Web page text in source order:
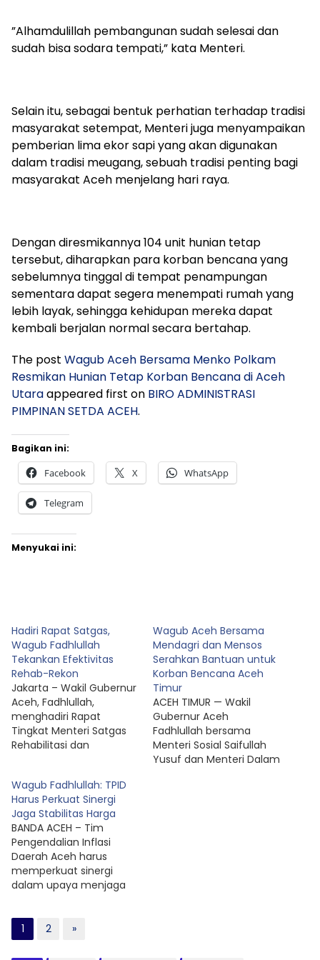
‎”Alhamdulillah pembangunan sudah selesai dan
sudah bisa sodara tempati,” kata Menteri.
‎Selain itu, sebagai bentuk perhatian terhadap tradisi
masyarakat setempat, Menteri juga menyampaikan
pemberian lima ekor sapi yang akan digunakan
dalam tradisi meugang, sebuah tradisi penting bagi
masyarakat Aceh menjelang hari raya.
‎Dengan diresmikannya 104 unit hunian tetap
tersebut, diharapkan para korban bencana yang
sebelumnya tinggal di tempat penampungan
sementara dapat segera menempati rumah yang
lebih layak, sehingga kehidupan mereka dapat
kembali berjalan normal secara bertahap.
The post Wagub Aceh Bersama Menko Polkam
Resmikan Hunian Tetap Korban Bencana di Aceh
Utaraappeared first on BIRO ADMINISTRASI
PIMPINAN SETDA ACEH.
Bagikan ini:
Facebook X WhatsApp
Telegram
Menyukai ini:
Hadiri Rapat Satgas,
Wagub Fadhlullah
Tekankan Efektivitas
Rehab-Rekon
Jakarta – Wakil Gubernur
Aceh, Fadhlullah,
menghadiri Rapat
Tingkat Menteri Satgas
Rehabilitasi dan
Aceh, Sumatera Utara,
dan Sumatera Barat
yang diselenggarakan di
Gedung Kemenko PMK,
Jakarta Pusat, Jumat
(27/2). Rapat yang
dipimpin langsung oleh
Menteri Koordinator
Manusia dan
Kebudayaan tersebut
Wagub Aceh Bersama
Mendagri dan Mensos
Serahkan Bantuan untuk
Korban Bencana Aceh
Timur
‎ACEH TIMUR — Wakil
Gubernur Aceh
Fadhlullah bersama
Menteri Sosial Saifullah
Yusuf dan Menteri Dalam
Wagub Fadhlullah: TPID
Harus Perkuat Sinergi
Jaga Stabilitas Harga
BANDA ACEH – Tim
Pengendalian Inflasi
Daerah Aceh harus
memperkuat sinergi
dalam upaya menjaga
Serambi Mekah. Hal
tersebut disampaikan
oleh Wakil Gubernur
1 2 »